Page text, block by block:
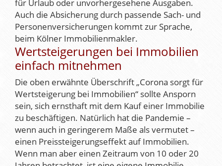
für Urlaub oder unvorhergesehene Ausgaben.
Auch die Absicherung durch passende Sach- und
Personenversicherungen kommt zur Sprache,
beim Kölner Immobilienmakler.
Wertsteigerungen bei Immobilien
einfach mitnehmen
Die oben erwähnte Überschrift „Corona sorgt für
Wertsteigerung bei Immobilien“ sollte Ansporn
sein, sich ernsthaft mit dem Kauf einer Immobilie
zu beschäftigen. Natürlich hat die Pandemie –
wenn auch in geringerem Maße als vermutet –
einen Preissteigerungseffekt auf Immobilien.
Wenn man aber einen Zeitraum von 10 oder 20